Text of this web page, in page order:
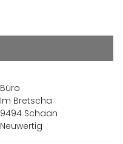
Büro
Im Bretscha
9494 Schaan
Neuwertig